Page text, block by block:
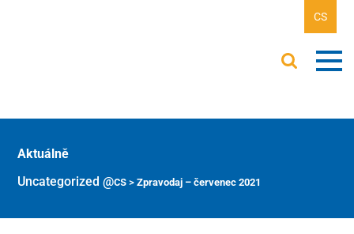
CS
Aktuálně
Uncategorized @cs >Zpravodaj – červenec 2021